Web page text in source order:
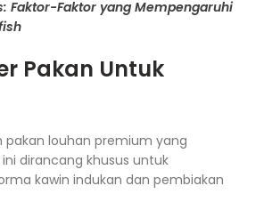
Faktor-Faktor yang Mempengaruhi
Pakan Untuk
pakan louhan premium yang
dirancang khusus untuk
kawin indukan dan pembiakan